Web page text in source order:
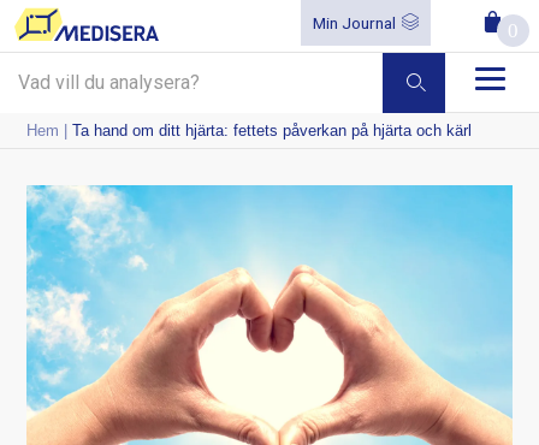
Min Journal 0
Hem |Ta hand om ditt hjärta: fettets påverkan på hjärta och kärl